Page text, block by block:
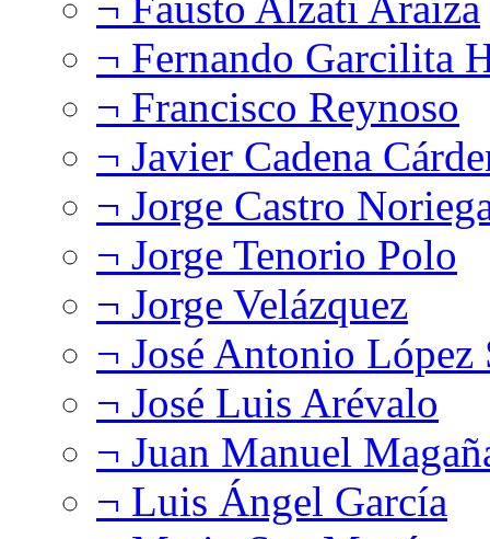
¬ Fernando Garcilita
¬ Francisco Reynoso
¬ Javier Cadena
¬ Jorge Castro
¬ Jorge Tenorio Polo
¬ Jorge Velázquez
¬ José Antonio López
¬ José Luis Arévalo
¬ Juan Manuel
¬ Luis Ángel García